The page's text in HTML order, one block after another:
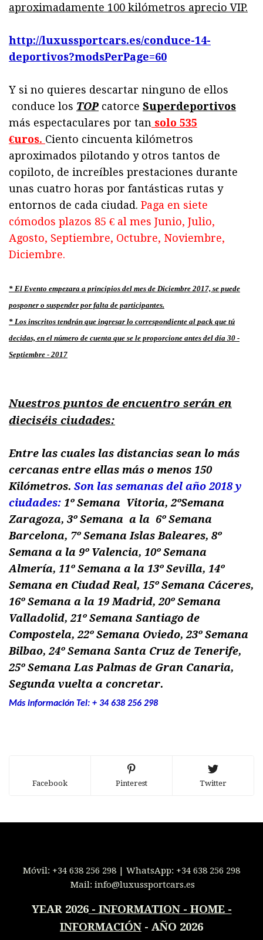
aproximadamente 100 kilómetros aprecio VIP.
http://luxussportcars.es/conduce-14-
deportivos?modsPerPage=60
Y si no quieres descartar ninguno de ellos
conduce los TOP catorce Superdeportivos
más espectaculares por tan solo 535
€uros. Ciento cincuenta kilómetros
aproximados pilotando y otros tantos de
copiloto, de increíbles prestaciones durante
unas cuatro horas por fantásticas rutas y
entornos de cada ciudad. Paga en siete
cómodos plazos 85 € al mes Junio, Julio,
Agosto, Septiembre, Octubre, Noviembre,
Diciembre.
* El Evento empezara a principios del mes de Diciembre 2017, se puede
posponer o suspender por falta de participantes.
* Los inscritos tendrán que ingresar lo correspondiente al pack que tú
decidas, en el número de cuenta que se le proporcione antes del día 30 -
Septiembre - 2017
Nuestros puntos de encuentro serán en
dieciséis ciudades:
Entre las cuales las distancias sean lo más
cercanas entre ellas más o menos 150
Kilómetros. Son las semanas del año 2018 y
ciudades: 1º Semana Vitoria, 2ºSemana
Zaragoza, 3º Semana a la 6º Semana
Barcelona, 7º Semana Islas Baleares, 8º
Semana a la 9º Valencia, 10º Semana
Almería, 11º Semana a la 13º Sevilla, 14º
Semana en Ciudad Real, 15º Semana Cáceres,
16º Semana a la 19 Madrid, 20º Semana
Valladolid, 21º Semana Santiago de
Compostela, 22º Semana Oviedo, 23º Semana
Bilbao, 24º Semana Santa Cruz de Tenerife,
25º Semana Las Palmas de Gran Canaria,
Segunda vuelta a concretar.
Más información Tel: + 34 638 256 298
Facebook Pinterest Twitter
Móvil: +34 638 256 298 | WhatsApp: +34 638 256 298
Mail: info@luxussportcars.es
YEAR 2026- INFORMATION - HOME -
INFORMACIÓN - AÑO 2026